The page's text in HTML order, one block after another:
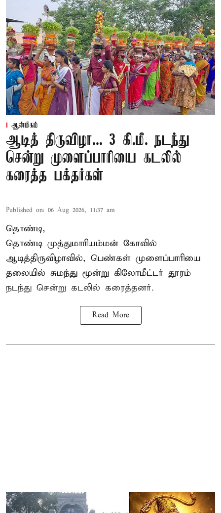
ஆன்மிகம்
ஆடித் திருவிழா... 3 கி.மீ. நடந்து
சென்று முளைப்பாரியை கடலில்
கரைத்த பக்தர்கள்
Published on: 06 Aug 2026, 11:37 am
தொண்டி,
தொண்டி முத்துமாரியம்மன் கோவில்
ஆடித்திருவிழாவில், பெண்கள் முளைப்பாரியை
தலையில் சுமந்து மூன்று கிலோமீட்டர் தூரம்
நடந்து சென்று கடலில் கரைத்தனர்.
Read More